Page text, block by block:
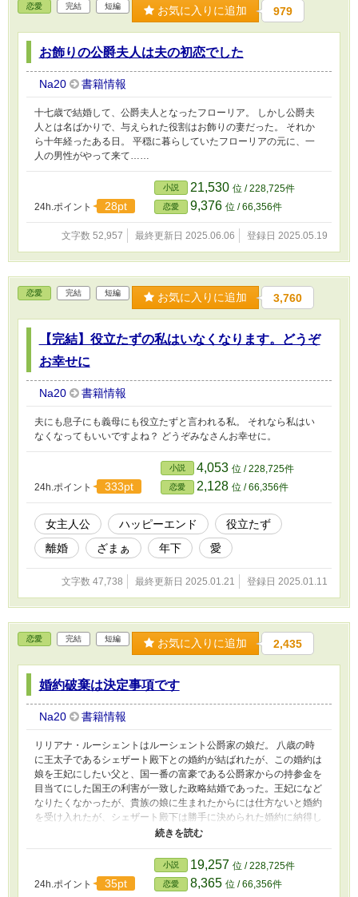
恋愛 完結 短編 お気に入りに追加 979
お飾りの公爵夫人は夫の初恋でした
Na20 書籍情報
十七歳で結婚して、公爵夫人となったフローリア。 しかし公爵夫
人とは名ばかりで、与えられた役割はお飾りの妻だった。 それか
ら十年経ったある日。 平穏に暮らしていたフローリアの元に、一
人の男性がやって来て……
24h.ポイント 28pt
小説 21,530 位 / 228,725件
恋愛 9,376 位 / 66,356件
文字数 52,957 最終更新日 2025.06.06 登録日 2025.05.19
恋愛 完結 短編 お気に入りに追加 3,760
【完結】役立たずの私はいなくなります。どうぞ
お幸せに
Na20 書籍情報
夫にも息子にも義母にも役立たずと言われる私。 それなら私はい
なくなってもいいですよね？ どうぞみなさんお幸せに。
24h.ポイント 333pt
小説 4,053 位 / 228,725件
恋愛 2,128 位 / 66,356件
女主人公 ハッピーエンド
役立たず
離婚
ざまぁ 年下 愛
文字数 47,738 最終更新日 2025.01.21 登録日 2025.01.11
恋愛 完結 短編 お気に入りに追加 2,435
婚約破棄は決定事項です
Na20 書籍情報
リリアナ・ルーシェントはルーシェント公爵家の娘だ。 八歳の時
に王太子であるシェザート殿下との婚約が結ばれたが、この婚約は
娘を王妃にしたい父と、国一番の富豪である公爵家からの持参金を
目当てにした国王の利害が一致した政略結婚であった。王妃になど
なりたくなかったが、貴族の娘に生まれたからには仕方ないと婚約
を受け入れたが、シェザート殿下は勝手に決められた婚約に納得し
ていないようで、私のことを婚約者と認めようとはしなかった。
その後もエスコートも贈り物も一切なし、婚約者と認めないと言い
ながらも婚約者だからと仕事を押し付けられ、しまいには浮気をし
ていた。 このままでは間違いなく未来は真っ暗だと気づいた私
は、なんとかして婚約破棄する方法を探すもなかなか見つからな
24h.ポイント 35pt
小説 19,257 位 / 228,725件
恋愛 8,365 位 / 66,356件